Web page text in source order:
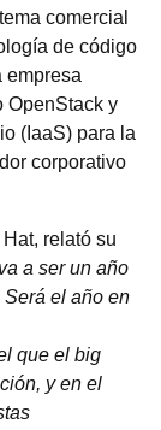
comercial
de código
empresa
OpenStack y
(IaaS) para la
corporativo
relató su
a ser un año
el año en
que el big
y en el